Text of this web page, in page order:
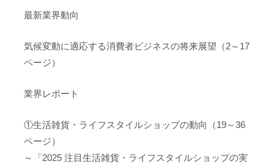
最新業界動向
気候変動に適応する消費者ビジネスの将来展望（2～17
ページ）
業界レポート
①生活雑貨・ライフスタイルショップの動向（19～36
ページ）
～「2025 注目生活雑貨・ライフスタイルショップの実